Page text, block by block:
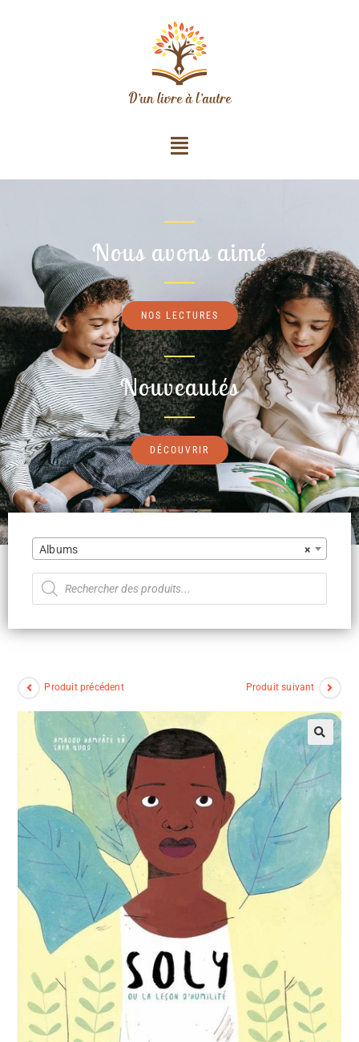
Nous avons aimé
NOS LECTURES
Nouveautés
DÉCOUVRIR
×
Albums
Produit précédent Produit suivant